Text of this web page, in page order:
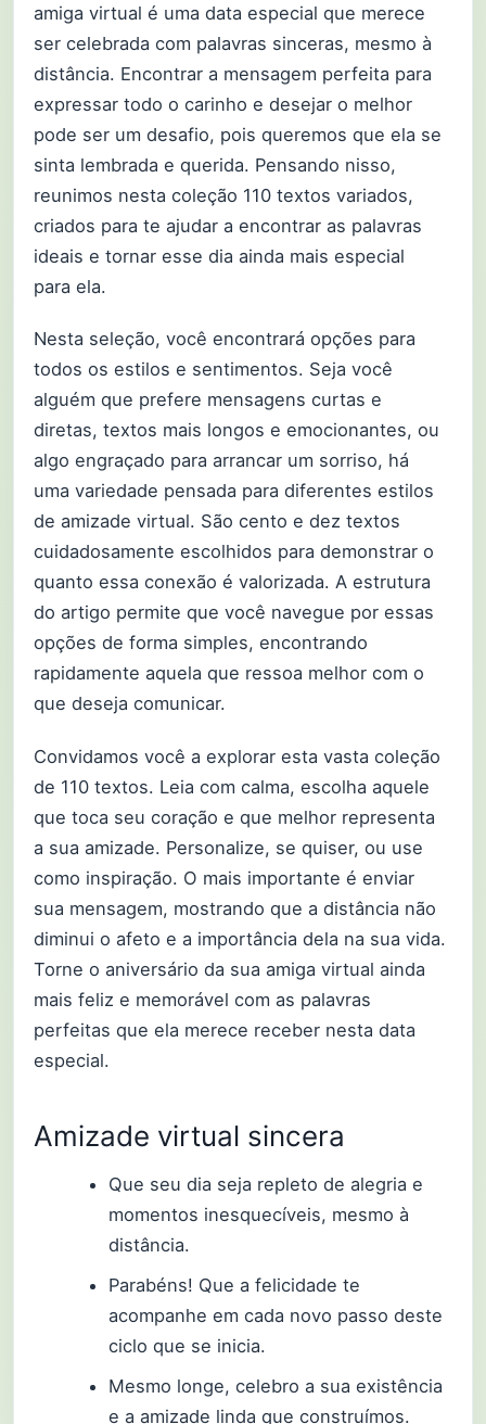
amiga virtual é uma data especial que merece
ser celebrada com palavras sinceras, mesmo à
distância. Encontrar a mensagem perfeita para
expressar todo o carinho e desejar o melhor
pode ser um desafio, pois queremos que ela se
sinta lembrada e querida. Pensando nisso,
reunimos nesta coleção 110 textos variados,
criados para te ajudar a encontrar as palavras
ideais e tornar esse dia ainda mais especial
para ela.
Nesta seleção, você encontrará opções para
todos os estilos e sentimentos. Seja você
alguém que prefere mensagens curtas e
diretas, textos mais longos e emocionantes, ou
algo engraçado para arrancar um sorriso, há
uma variedade pensada para diferentes estilos
de amizade virtual. São cento e dez textos
cuidadosamente escolhidos para demonstrar o
quanto essa conexão é valorizada. A estrutura
do artigo permite que você navegue por essas
opções de forma simples, encontrando
rapidamente aquela que ressoa melhor com o
que deseja comunicar.
Convidamos você a explorar esta vasta coleção
de 110 textos. Leia com calma, escolha aquele
que toca seu coração e que melhor representa
a sua amizade. Personalize, se quiser, ou use
como inspiração. O mais importante é enviar
sua mensagem, mostrando que a distância não
diminui o afeto e a importância dela na sua vida.
Torne o aniversário da sua amiga virtual ainda
mais feliz e memorável com as palavras
perfeitas que ela merece receber nesta data
especial.
Amizade virtual sincera
Que seu dia seja repleto de alegria e
momentos inesquecíveis, mesmo à
distância.
Parabéns! Que a felicidade te
acompanhe em cada novo passo deste
ciclo que se inicia.
Mesmo longe, celebro a sua existência
e a amizade linda que construímos.